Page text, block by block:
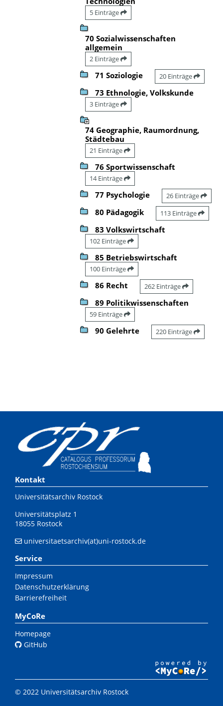
5 Einträge
70 Sozialwissenschaften
allgemein
2 Einträge
71 Soziologie 20 Einträge
73 Ethnologie, Volkskunde
3 Einträge
74 Geographie, Raumordnung,
Städtebau
21 Einträge
76 Sportwissenschaft
14 Einträge
77 Psychologie 26 Einträge
80 Pädagogik 113 Einträge
83 Volkswirtschaft
102 Einträge
85 Betriebswirtschaft
100 Einträge
86 Recht 262 Einträge
89 Politikwissenschaften
59 Einträge
90 Gelehrte 220 Einträge
Kontakt
Universitätsarchiv Rostock
Universitätsplatz 1
18055 Rostock
universitaetsarchiv(at)uni-rostock.de
Service
Impressum
Datenschutzerklärung
Barrierefreiheit
MyCoRe
Homepage
GitHub
© 2022 Universitätsarchiv Rostock